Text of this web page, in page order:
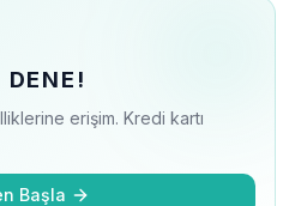
DENE!
erişim. Kredi kartı
Başla